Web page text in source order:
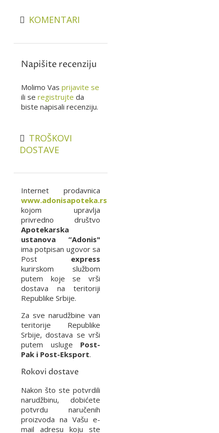
KOMENTARI
Napišite recenziju
Molimo Vas prijavite se
ili se registrujte da
biste napisali recenziju.
TROŠKOVI
DOSTAVE
Internet prodavnica
www.adonisapoteka.rs
kojom upravlja
privredno društvo
Apotekarska
ustanova “Adonis"
ima potpisan ugovor sa
Post express
kurirskom službom
putem koje se vrši
dostava na teritoriji
Republike Srbije.
Za sve narudžbine van
teritorije Republike
Srbije, dostava se vrši
putem usluge Post-
Pak i Post-Eksport.
Rokovi dostave
Nakon što ste potvrdili
narudžbinu, dobićete
potvrdu naručenih
proizvoda na Vašu e-
mail adresu koju ste